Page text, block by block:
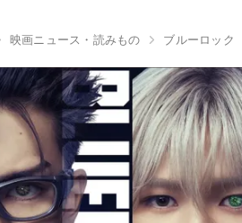
映画ニュース・読みもの ブルーロック